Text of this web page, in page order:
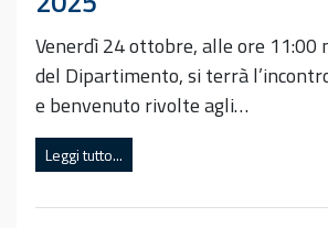
Venerdì 24 ottobre, alle ore 11:00
del Dipartimento, si terrà
e benvenuto rivolte agli…
Leggi tutto...